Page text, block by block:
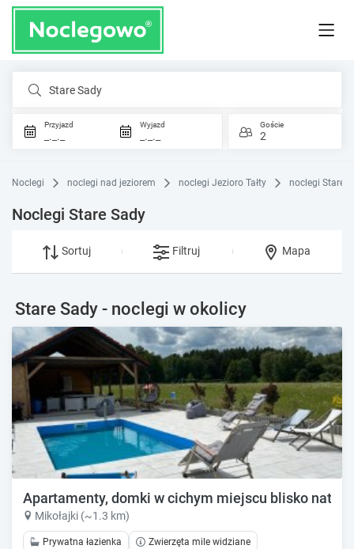
Stare Sady
Przyjazd
_._._
Wyjazd
_._._
Goście
2
Noclegi noclegi nad jeziorem noclegi Jezioro Tałty noclegi Stare
Noclegi Stare Sady
Sortuj Filtruj Mapa
Stare Sady - noclegi w okolicy
Apartamenty, domki w cichym miejscu blisko natury
Mikołajki (~1.3 km)
Prywatna łazienka Zwierzęta mile widziane